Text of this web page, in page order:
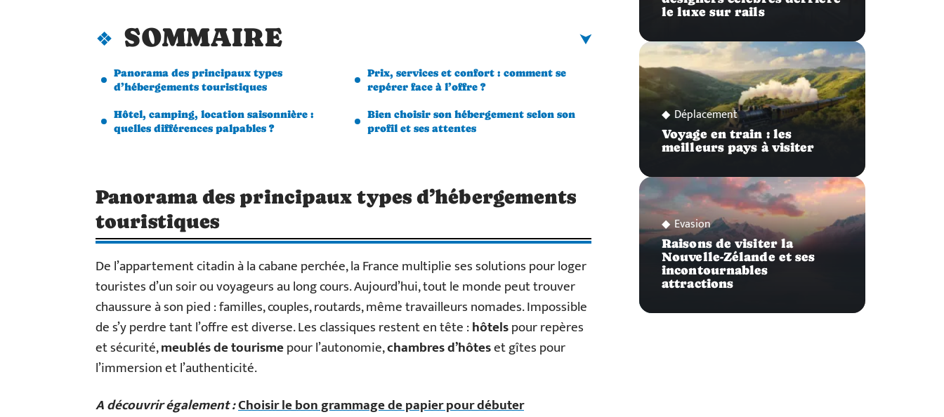
SOMMAIRE
Panorama des principaux types
d’hébergements touristiques
Hôtel, camping, location saisonnière :
quelles différences palpables ?
Prix, services et confort : comment se
repérer face à l’offre ?
Bien choisir son hébergement selon son
profil et ses attentes
Panorama des principaux types d’hébergements
touristiques
De l’appartement citadin à la cabane perchée, la France multiplie ses solutions pour loger
touristes d’un soir ou voyageurs au long cours. Aujourd’hui, tout le monde peut trouver
chaussure à son pied : familles, couples, routards, même travailleurs nomades. Impossible
de s’y perdre tant l’offre est diverse. Les classiques restent en tête :hôtelspour repères
et sécurité,meublés de tourismepour l’autonomie,chambres d’hôteset gîtes pour
l’immersion et l’authenticité.
A découvrir également :Choisir le bon grammage de papier pour débuter
le luxe sur rails
Déplacement
Voyage en train : les
meilleurs pays à visiter
Evasion
Raisons de visiter la
Nouvelle-Zélande et ses
incontournables
attractions